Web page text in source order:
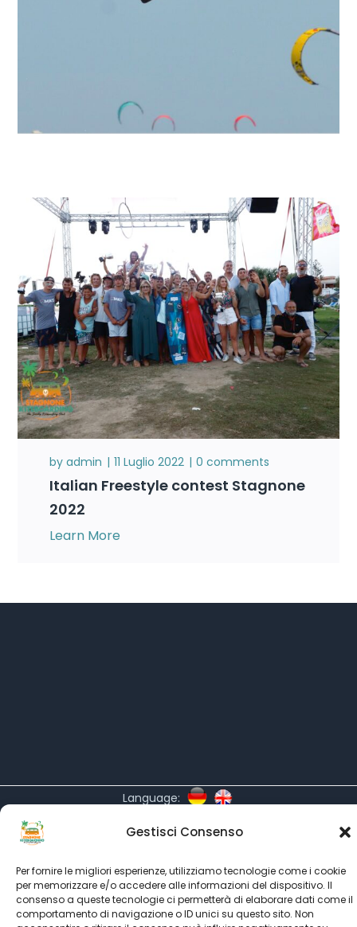
Gestisci Consenso
Per fornire le migliori esperienze, utilizziamo tecnologie come i cookie
per memorizzare e/o accedere alle informazioni del dispositivo. Il
consenso a queste tecnologie ci permetterà di elaborare dati come il
comportamento di navigazione o ID unici su questo sito. Non
byadmin 11 Luglio 2022 0 comments
Italian Freestyle contest Stagnone
2022
Learn More
Language:
All rights reserved © SINCE 1999 - 2022
partner'sKitesurf Roma-Kitesurfing.it-Ultimate Kiteboarding
-Kiteboarding.it